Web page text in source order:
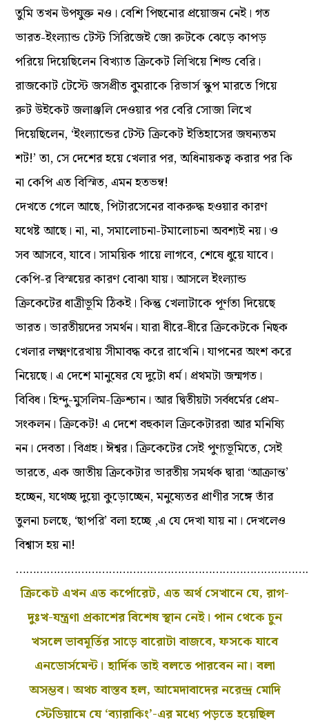
তুমি তখন উপযুক্ত নও। বেশি পিছনোর প্রয়োজন নেই। গত
ভারত-ইংল্যান্ড টেস্ট সিরিজেই জো রুটকে ঝেড়ে কাপড়
পরিয়ে দিয়েছিলেন বিখ্যাত ক্রিকেট লিখিয়ে শিল্ড বেরি।
রাজকোট টেস্টে জসপ্রীত বুমরাকে রিভার্স স্কুপ মারতে গিয়ে
রুট উইকেট জলাঞ্জলি দেওয়ার পর বেরি সোজা লিখে
দিয়েছিলেন, ‘ইংল্যান্ডের টেস্ট ক্রিকেট ইতিহাসের জঘন্যতম
শট!’ তা, সে দেশের হয়ে খেলার পর, অধিনায়কত্ব করার পর কি
না কেপি এত বিস্মিত, এমন হতভম্ব!
দেখতে গেলে আছে, পিটারসেনের বাকরুদ্ধ হওয়ার কারণ
যথেষ্ট আছে। না, না, সমালোচনা-টমালোচনা অবশ্যই নয়। ও
সব আসবে, যাবে। সাময়িক গায়ে লাগবে, শেষে ধুয়ে যাবে।
কেপি-র বিস্ময়ের কারণ বোঝা যায়। আসলে ইংল্যান্ড
ক্রিকেটের ধাত্রীভূমি ঠিকই। কিন্তু খেলাটাকে পূর্ণতা দিয়েছে
ভারত। ভারতীয়দের সমর্থন। যারা ধীরে-ধীরে ক্রিকেটকে নিছক
খেলার লক্ষ্মণরেখায় সীমাবদ্ধ করে রাখেনি। যাপনের অংশ করে
নিয়েছে। এ দেশে মানুষের যে দুটো ধর্ম। প্রথমটা জন্মগত।
বিবিধ। হিন্দু-মুসলিম-ক্রিশ্চান। আর দ্বিতীয়টা সর্বধর্মের প্রেম-
সংকলন। ক্রিকেট! এ দেশে বহুকাল ক্রিকেটাররা আর মনিষ্যি
নন। দেবতা। বিগ্রহ। ঈশ্বর। ক্রিকেটের সেই পুণ্যভূমিতে, সেই
ভারতে, এক জাতীয় ক্রিকেটার ভারতীয় সমর্থক দ্বারা ‘আক্রান্ত’
হচ্ছেন, যথেচ্ছ দুয়ো কুড়োচ্ছেন, মনুষ্যেতর প্রাণীর সঙ্গে তাঁর
তুলনা চলছে, ‘ছাপরি’ বলা হচ্ছে ,এ যে দেখা যায় না। দেখলেও
বিশ্বাস হয় না!
ক্রিকেট এখন এত কর্পোরেট, এত অর্থ সেখানে যে, রাগ-
দুঃখ-যন্ত্রণা প্রকাশের বিশেষ স্থান নেই। পান‌ থেকে চুন
খসলে ভাবমূর্তির সাড়ে বারোটা বাজবে, ফসকে যাবে
এনডোর্সমেন্ট। হার্দিক তাই বলতে পারবেন না। বলা
অসম্ভব। অথচ বাস্তব হল, আমেদাবাদের নরেন্দ্র মোদি
স্টেডিয়ামে যে ‘ব্যারাকিং’-এর মধ্যে পড়তে হয়েছিল